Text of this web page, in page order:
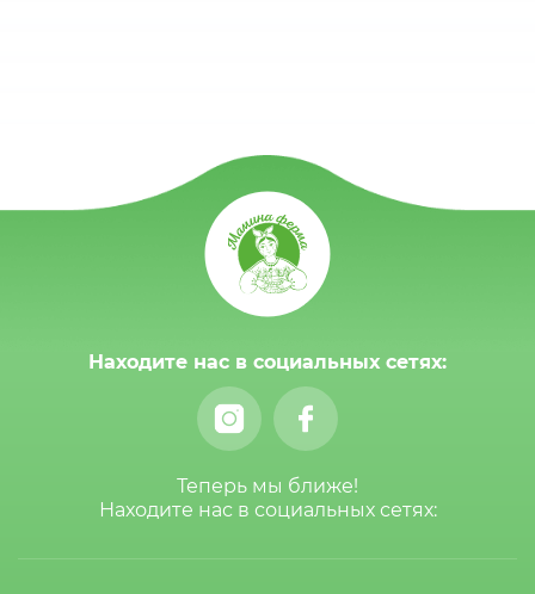
Находите нас в социальных сетях:
Теперь мы ближе!
Находите нас в социальных сетях: